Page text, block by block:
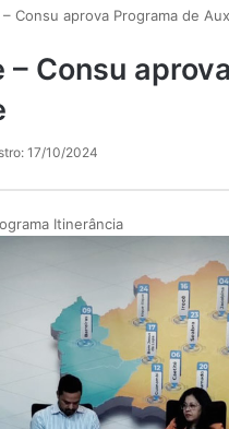
Consu aprova Programa de
Consu
17/10/2024
Itinerância